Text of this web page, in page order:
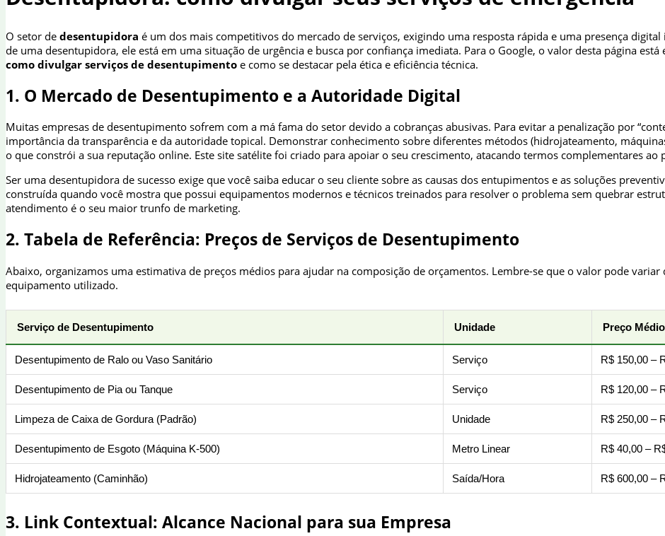
O setor de desentupidora é um dos mais competitivos do mercado de serviços, exigindo uma resposta rápida e uma presença
de uma desentupidora, ele está em uma situação de urgência e busca por confiança imediata. Para o Google, o valor desta página
como divulgar serviços de desentupimento e como se destacar pela ética e eficiência técnica.
1. O Mercado de Desentupimento e a Autoridade Digital
Muitas empresas de desentupimento sofrem com a má fama do setor devido a cobranças abusivas. Para evitar a penalização por
importância da transparência e da autoridade topical. Demonstrar conhecimento sobre diferentes métodos (hidrojateamento,
o que constrói a sua reputação online. Este site satélite foi criado para apoiar o seu crescimento, atacando termos complementares ao
Ser uma desentupidora de sucesso exige que você saiba educar o seu cliente sobre as causas dos entupimentos e as soluções
construída quando você mostra que possui equipamentos modernos e técnicos treinados para resolver o problema sem quebrar
atendimento é o seu maior trunfo de marketing.
2. Tabela de Referência: Preços de Serviços de Desentupimento
Abaixo, organizamos uma estimativa de preços médios para ajudar na composição de orçamentos. Lembre-se que o valor pode
equipamento utilizado.
Serviço de Desentupimento Unidade Preço
Desentupimento de Ralo ou Vaso Sanitário Serviço R$ 150,00 –
Desentupimento de Pia ou Tanque Serviço R$ 120,00 –
Limpeza de Caixa de Gordura (Padrão) Unidade R$ 250,00 –
Desentupimento de Esgoto (Máquina K-500) Metro Linear R$ 40,00 –
Hidrojateamento (Caminhão) Saída/Hora R$ 600,00 –
3. Link Contextual: Alcance Nacional para sua Empresa